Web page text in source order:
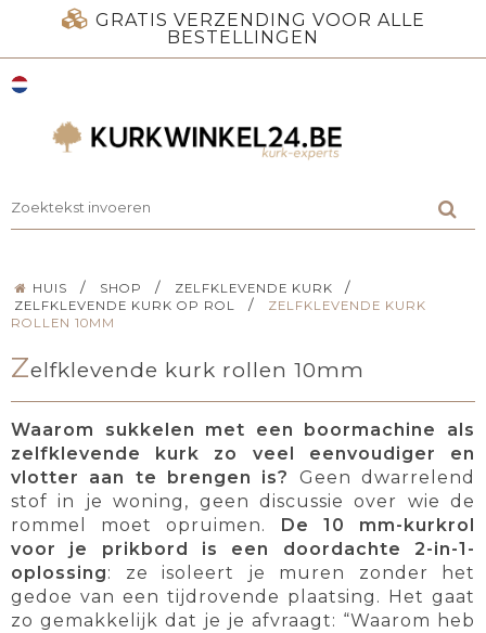
GRATIS VERZENDING VOOR ALLE
BESTELLINGEN
HUIS / SHOP / ZELFKLEVENDE KURK /
ZELFKLEVENDE KURK OP ROL /
ZELFKLEVENDE KURK
ROLLEN 10MM
Zelfklevende kurk rollen 10mm
Waarom sukkelen met een boormachine als
zelfklevende kurk zo veel eenvoudiger en
vlotter aan te brengen is?
Geen dwarrelend
stof in je woning, geen discussie over wie de
rommel moet opruimen.
De 10 mm-kurkrol
voor je prikbord is een doordachte 2-in-1-
oplossing: ze isoleert je muren zonder het
gedoe van een tijdrovende plaatsing. Het gaat
zo gemakkelijk dat je je afvraagt: “Waarom heb